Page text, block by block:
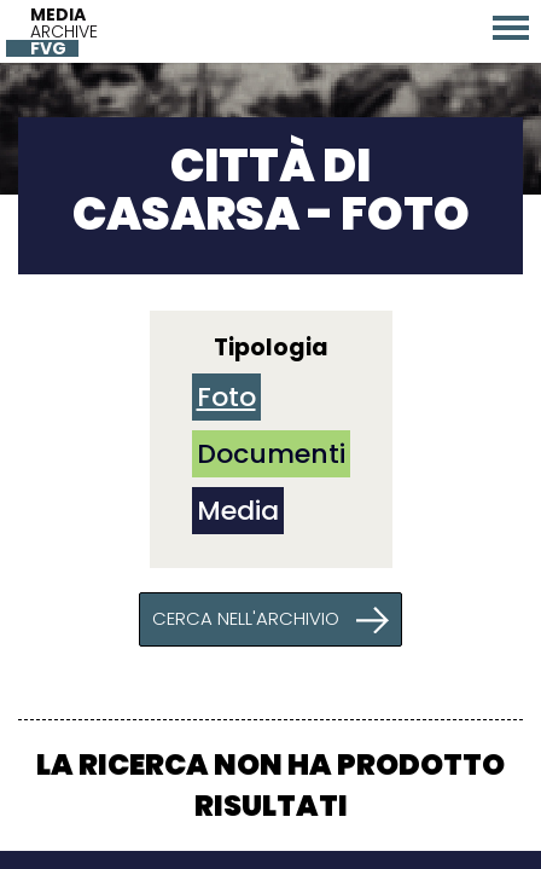
MEDIA
ARCHIVE
FVG
CITTÀ DI
CASARSA - FOTO
Tipologia
Foto
Documenti
Media
CERCA NELL'ARCHIVIO
LA RICERCA NON HA PRODOTTO
RISULTATI